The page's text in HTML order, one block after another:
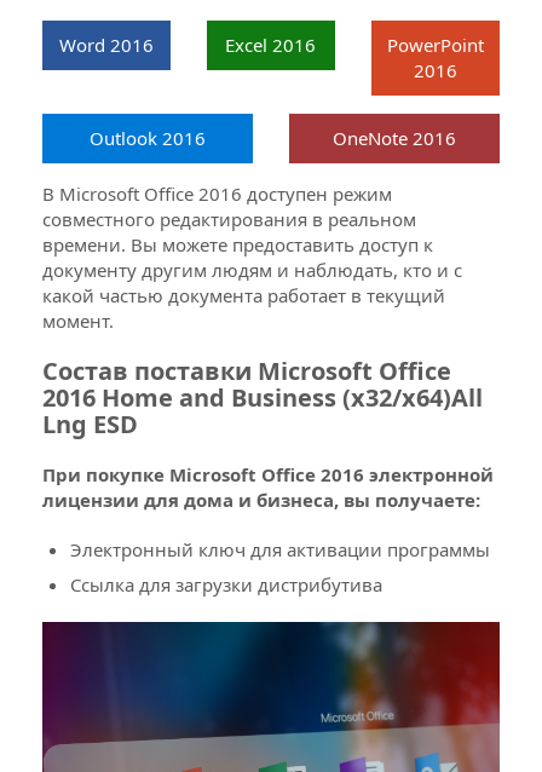
ESD
Electronic Software Distribution -
электронный ключ активации,
распространяющийся без физического
носителя.
Отправляется на e-mail в течение 15
минут после оплаты вместе с ссылкой
для скачивания установочного
Как заказать Электронный ключ
Microsoft Office 2016 Home and
Business Mac
Добавьте Microsoft Office 2016 Home and
отредактируйте необходимое количество
Заполните предложенную форму в
Выберите способ доставки на E-mail
Word 2016 Excel 2016
PowerPoint
2016
Outlook 2016 OneNote 2016
В Microsoft Office 2016 доступен режим
совместного редактирования в реальном
времени. Вы можете предоставить доступ к
документу другим людям и наблюдать, кто и с
какой частью документа работает в текущий
момент.
Состав поставки Microsoft Office
2016 Home and Business (x32/x64)All
Lng ESD
При покупке Microsoft Office 2016 электронной
лицензии для дома и бизнеса, вы получаете:
Электронный ключ для активации программы
Ссылка для загрузки дистрибутива